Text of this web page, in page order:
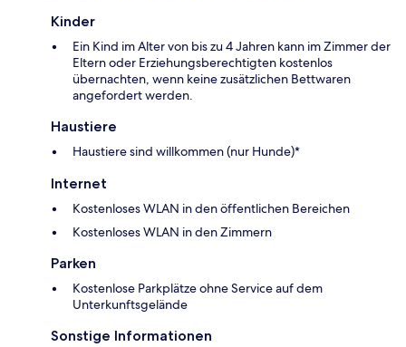
Kinder
Ein Kind im Alter von bis zu 4 Jahren kann im Zimmer der
Eltern oder Erziehungsberechtigten kostenlos
übernachten, wenn keine zusätzlichen Bettwaren
angefordert werden.
Haustiere
Haustiere sind willkommen (nur Hunde)*
Internet
Kostenloses WLAN in den öffentlichen Bereichen
Kostenloses WLAN in den Zimmern
Parken
Kostenlose Parkplätze ohne Service auf dem
Unterkunftsgelände
Sonstige Informationen